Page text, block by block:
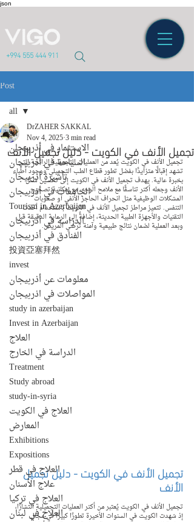
json
+994 555 444 911
Post
all
الاستثمار في أذربيجان
السياحة في أذربيجان
تأشيرة أذربيجان
الجامعات في أذربيجان
Tourism in Azerbaijan
الدراسة في أذربيجان
الفنادق في أذربيجان
投資亞塞拜然
invest
معلومات عن أذربيجان
المواصلات في اذربيجان
study in azerbaijan
Invest in Azerbaijan
العلاج
الدراسة في الخارج
Treatment
Study abroad
study-in-syria
العلاج في الكويت
المعارض
Exhibitions
Expositions
العلاج في قطر
علاج الأسنان
العلاج في تركيا
العلاج في لبنان
all
تجميل الأنف في الكويت - دليل تجميل الأنف
DrZAHER SAKKAL
Nov 4, 20253 min read
تجميل الأنف في الكويت يُعد من العمليات التجميلية الرائجة التي
تشهد إقبالًا متزايدًا بفضل تطور قطاع الطب التجميلي ووجود أطباء
بخبرة عالية. يهدف تجميل الأنف في الكويت إلى تحسين شكل
الأنف وجعله أكثر تناسقًا مع ملامح الوجه، مع إمكانية تصحيح
المشكلات الوظيفية مثل انحراف الحاجز الأنفي أو صعوبات
التنفس. تتميز مراطز تجميل الأنف في الكويت باستخدام أحدث
التقنيات والأجهزة الطبية الحديثة، إضافةً إلى الرعاية الدقيقة قبل
وبعد العملية لضمان نتائج طبيعية وآمنة ترضي المريض.
تجميل الأنف في الكويت - دليل تجميل
الأنف
تجميل الأنف في الكويت يُعتبر من أكثر العمليات التجميلية انتشارًا،
إذ شهدت الكويت في السنوات الأخيرة تطورًا كبيرًا في مجال